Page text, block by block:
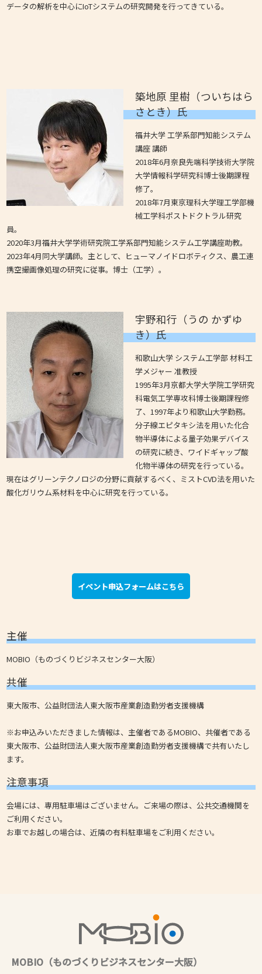
データの解析を中心にIoTシステムの研究開発を行ってきている。
築地原 里樹（ついちはら
さとき）氏
福井大学 工学系部門知能システム
講座 講師
2018年6月奈良先端科学技術大学院
大学情報科学研究科博士後期課程
修了。
2018年7月東京理科大学理工学部機
械工学科ポストドクトラル研究
員。
2020年3月福井大学学術研究院工学系部門知能システム工学講座助教。
2023年4月同大学講師。主として、ヒューマノイドロボティクス、農工連
携空撮画像処理の研究に従事。博士（工学）。
宇野和行（うの かずゆ
き）氏
和歌山大学 システム工学部 材料工
学メジャー 准教授
1995年3月京都大学大学院工学研究
科電気工学専攻科博士後期課程修
了、1997年より和歌山大学勤務。
分子線エピタキシ法を用いた化合
物半導体による量子効果デバイス
の研究に続き、ワイドギャップ酸
化物半導体の研究を行っている。
現在はグリーンテクノロジの分野に貢献するべく、ミストCVD法を用いた
酸化ガリウム系材料を中心に研究を行っている。
イベント申込フォームはこちら
主催
MOBIO（ものづくりビジネスセンター大阪）
共催
東大阪市、公益財団法人東大阪市産業創造勤労者支援機構
※お申込みいただきました情報は、主催者であるMOBIO、共催者である
東大阪市、公益財団法人東大阪市産業創造勤労者支援機構で共有いたし
ます。
注意事項
会場には、専用駐車場はございません。ご来場の際は、公共交通機関を
ご利用ください。
お車でお越しの場合は、近隣の有料駐車場をご利用ください。
MOBIO（ものづくりビジネスセンター大阪）